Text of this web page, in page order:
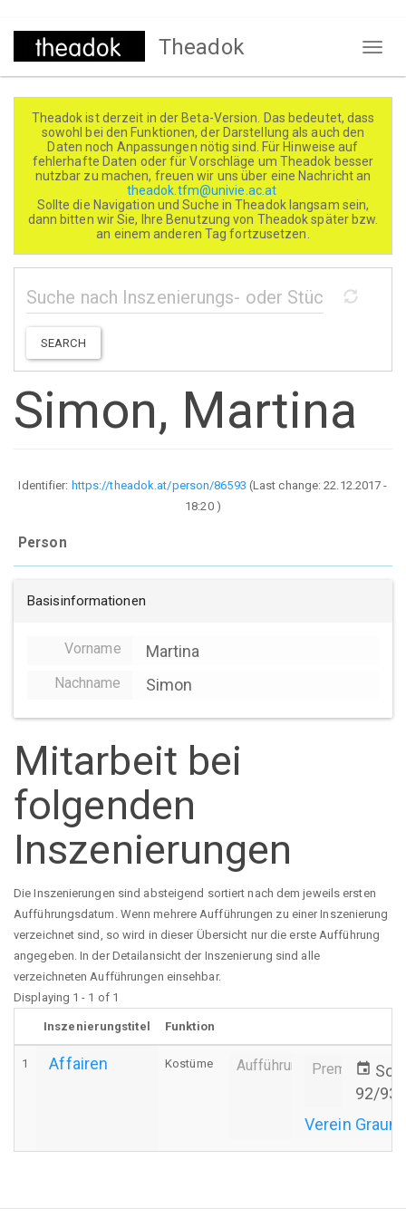
Direkt
Theadok
Theadok ist derzeit in der Beta-Version. Das bedeutet, dass
sowohl bei den Funktionen, der Darstellung als auch den
Daten noch Anpassungen nötig sind. Für Hinweise auf
fehlerhafte Daten oder für Vorschläge um Theadok besser
nutzbar zu machen, freuen wir uns über eine Nachricht an
theadok.tfm@univie.ac.at
Sollte die Navigation und Suche in Theadok langsam sein,
dann bitten wir Sie, Ihre Benutzung von Theadok später bzw.
an einem anderen Tag fortzusetzen.
SEARCH
Simon, Martina
Identifier: https://theadok.at/person/86593 (Last change:22.12.2017 -
18:20)
Person
Basisinformationen
Vorname Martina
Nachname Simon
Mitarbeit bei
folgenden
Inszenierungen
Die Inszenierungen sind absteigend sortiert nach dem jeweils ersten
Aufführungsdatum. Wenn mehrere Aufführungen zu einer Inszenierung
verzeichnet sind, so wird in dieser Übersicht nur die erste Aufführung
angegeben. In der Detailansicht der Inszenierung sind alle
verzeichneten Aufführungen einsehbar.
Displaying 1 - 1 of 1
Inszenierungstitel Funktion
1 Affairen Kostüme Aufführung Premiere
event
92/93
Verein